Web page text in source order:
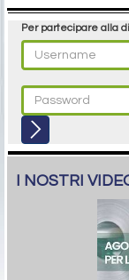
Per partecipare alla
I NOSTRI